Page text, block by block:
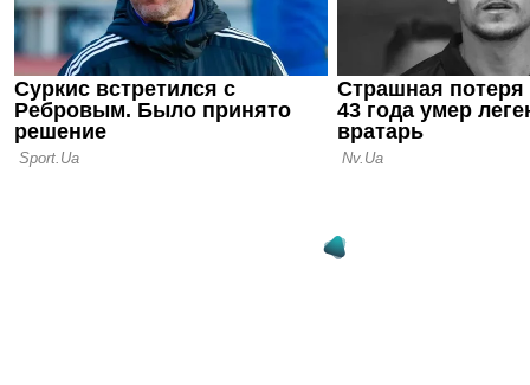
02.05.25 16:45
Джо Аллен